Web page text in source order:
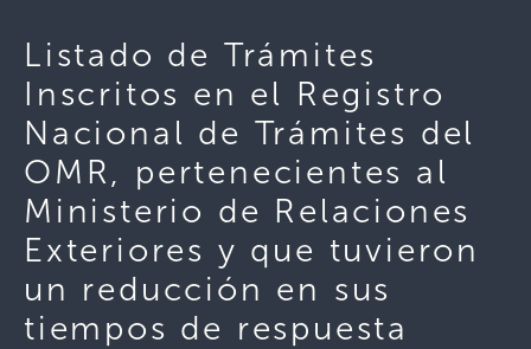
Listado de Trámites
Inscritos en el Registro
Nacional de Trámites del
OMR, pertenecientes al
Ministerio de Relaciones
Exteriores y que tuvieron
un reducción en sus
tiempos de respuesta